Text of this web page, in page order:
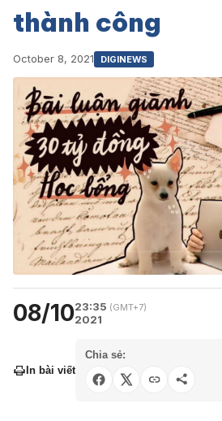
thành công
October 8, 2021 DIGINEWS
08/1023:35 (GMT+7)
2021
In bài viết
Chia sẻ: